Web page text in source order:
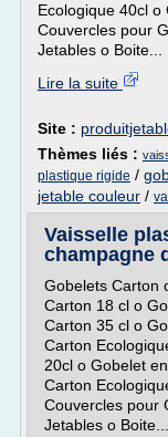
Ecologique 40cl
Couvercles pour
Jetables o Boite...
Lire la suite
Site :
Thèmes liés :
plastique rigide /
jetable couleur /
Vaisselle
champagne
Gobelets Carton
Carton 18 cl o
Carton 35 cl o
Carton
20cl o Gobelet
Carton
Couvercles pour
Jetables o Boite...